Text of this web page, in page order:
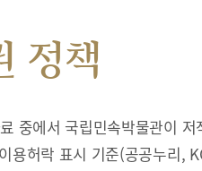
정책
중에서 국립민속박물관이
허락 표시 기준(공공누리,